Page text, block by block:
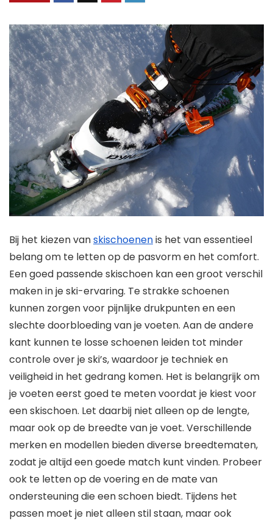
Bij het kiezen vanskischoenenis het van essentieel
belang om te letten op de pasvorm en het comfort.
Een goed passende skischoen kan een groot verschil
maken in je ski-ervaring. Te strakke schoenen
kunnen zorgen voor pijnlijke drukpunten en een
slechte doorbloeding van je voeten. Aan de andere
kant kunnen te losse schoenen leiden tot minder
controle over je ski’s, waardoor je techniek en
veiligheid in het gedrang komen. Het is belangrijk om
je voeten eerst goed te meten voordat je kiest voor
een skischoen. Let daarbij niet alleen op de lengte,
maar ook op de breedte van je voet. Verschillende
merken en modellen bieden diverse breedtematen,
zodat je altijd een goede match kunt vinden. Probeer
ook te letten op de voering en de mate van
ondersteuning die een schoen biedt. Tijdens het
passen moet je niet alleen stil staan, maar ook